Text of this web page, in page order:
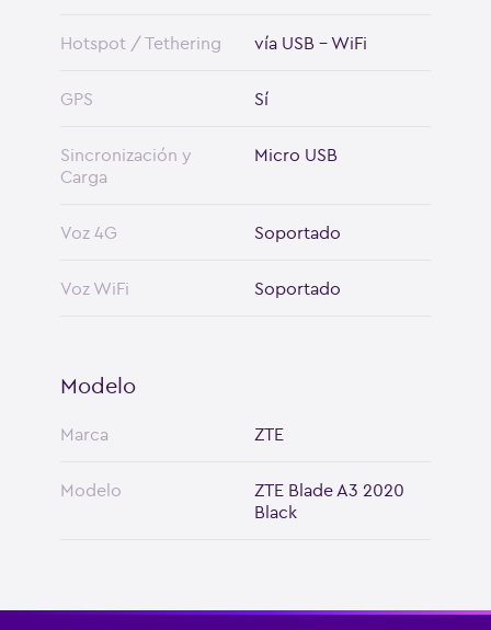
Hotspot / Tethering vía USB - WiFi
GPS Sí
Sincronización y
Carga
Micro USB
Voz 4G Soportado
Voz WiFi Soportado
Modelo
Marca ZTE
Modelo
ZTE Blade A3 2020
Black